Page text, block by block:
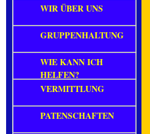
WIR ÜBER UNS
GRUPPENHALTUNG
WIE KANN ICH
HELFEN?
VERMITTLUNG
PATENSCHAFTEN